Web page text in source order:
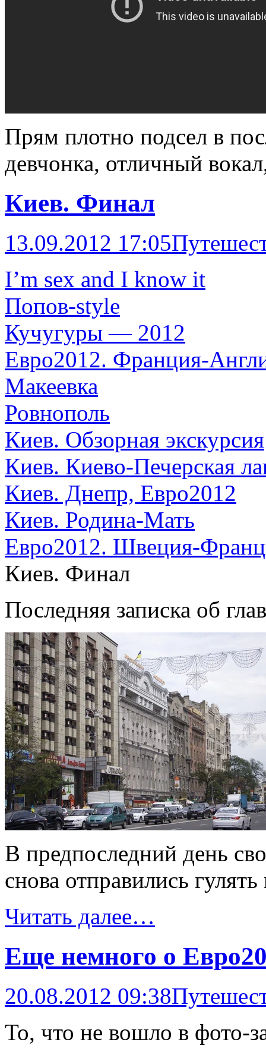
Прям плотно подсел в
девчонка, отличный
Киев. Финал
13.09.2012 17:05
I’m sex and I know it
Попов-style
Кучугуры — 2012
Евро2012. Франция-
Макеевка
Ровнополь
Киев. Обзорная экскурсия
Киев. Киево-Печерская
Киев. Днепр, Евро2012
Киев. Родина-Мать
Евро2012. Швеция-
Киев. Финал
Последняя записка об
В предпоследний день
снова отправились
Читать далее…
Еще немного о
20.08.2012 09:38
То, что не вошло в фото-